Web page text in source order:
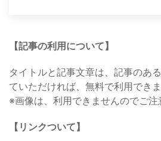
【記事の利用について】
タイトルと記事文章は、記事のあ
ていただければ、無料で利用できま
※画像は、利用できませんのでご注
【リンクついて】